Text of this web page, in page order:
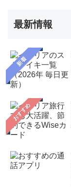
最新情報
新着
おすすめ